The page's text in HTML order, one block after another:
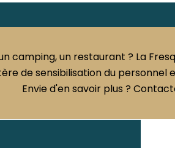
camping, un restaurant ? La
de sensibilisation du personnel
Envie d'en savoir plus ?